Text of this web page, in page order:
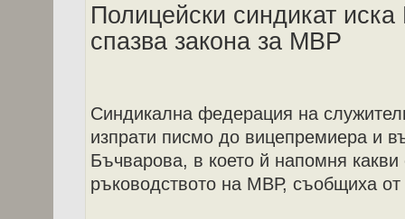
Полицейски синдикат
спазва закона за МВР
Синдикална федерация на
изпрати писмо до вицепремиера и
Бъчварова, в което й напомня
ръководството на МВР, съобщиха от